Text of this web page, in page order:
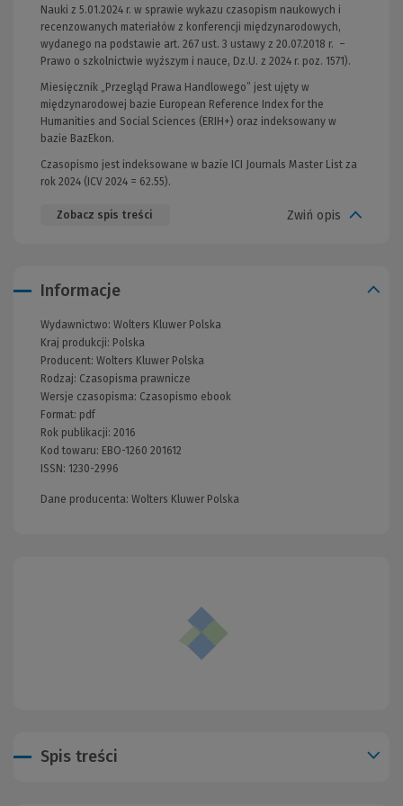
Nauki z 5.01.2024 r. w sprawie wykazu czasopism naukowych i
recenzowanych materiałów z konferencji międzynarodowych,
wydanego na podstawie art. 267 ust. 3 ustawy z 20.07.2018 r. –
Prawo o szkolnictwie wyższym i nauce, Dz.U. z 2024 r. poz. 1571).
Miesięcznik „Przegląd Prawa Handlowego” jest ujęty w
międzynarodowej bazie European Reference Index for the
Humanities and Social Sciences (ERIH+) oraz indeksowany w
bazie BazEkon.
Czasopismo jest indeksowane w bazie ICI Journals Master List za
rok 2024 (ICV 2024 = 62.55).
Zobacz spis treści Zwiń opis
Informacje
Wydawnictwo: Wolters Kluwer Polska
Kraj produkcji: Polska
Producent: Wolters Kluwer Polska
Rodzaj: Czasopisma prawnicze
Wersje czasopisma: Czasopismo ebook
Format: pdf
Rok publikacji: 2016
Kod towaru: EBO-1260 201612
ISSN: 1230-2996
Dane producenta: Wolters Kluwer Polska
Spis treści